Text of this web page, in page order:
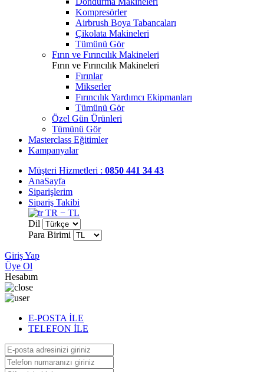
Kompresörler
Airbrush Boya Tabancaları
Çikolata Makineleri
Tümünü Gör
Fırın ve Fırıncılık Makineleri
Fırın ve Fırıncılık Makineleri
Fırınlar
Mikserler
Fırıncılık Yardımcı Ekipmanları
Tümünü Gör
Özel Gün Ürünleri
Tümünü Gör
Masterclass Eğitimler
Kampanyalar
Müşteri Hizmetleri : 0850 441 34 43
AnaSayfa
Siparişlerim
Sipariş Takibi
TR − TL
Dil
Para Birimi
Giriş Yap
Üye Ol
Hesabım
E-POSTA İLE
TELEFON İLE